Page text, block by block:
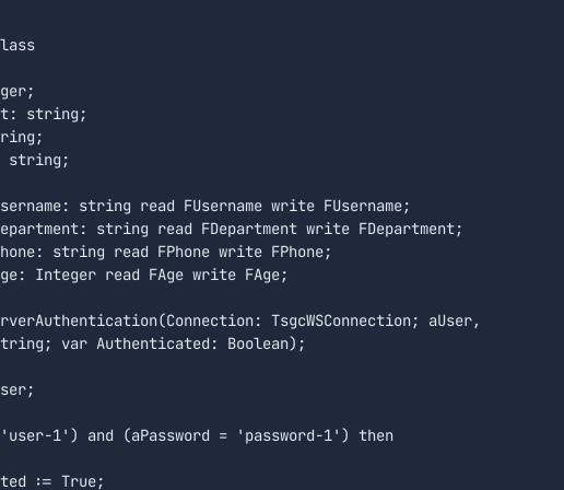
string;
string;
string read FUsername write FUsername;
string read FDepartment write FDepartment;
string read FPhone write FPhone;
Integer read FAge write FAge;
TsgcWSConnection; aUser,
var Authenticated: Boolean);
1') and (aPassword = 'password-1') then
:= True;